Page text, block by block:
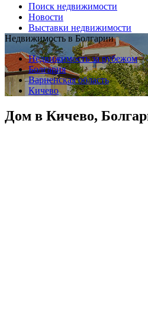
Поиск недвижимости
Новости
Выставки недвижимости
Недвижимость в Болгарии
Недвижимость за рубежом
Болгария
Варненская область
Кичево
Дом в Кичево,